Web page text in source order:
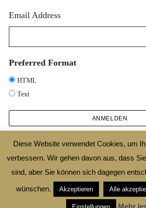
Email Address
Preferred Format
HTML
Text
2025 © DESIGNTHEORIE.NET |IMPRESSUM|
|WIDERRUFSBELEHRUNG
ZURÜCK ZUM ANFANG
Diese Website verwendet Cookies, um
verbessern. Wir gehen davon aus, dass
sind, aber Sie können sich dagegen
wünschen.
Akzeptieren Alle
Mehr